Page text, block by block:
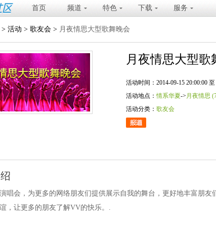
首页 频道 特色 下载 服务
> 活动 > 歌友会 > 月夜情思大型歌舞晚会
月夜情思大型歌
活动时间：2014-09-15 20:00:00 至
活动地点：情系华夏-> 月夜情思
活动分类： 歌友会
唱会，为更多的网络朋友们提供展示自我的舞台，更好地丰富朋友
，让更多的朋友了解VV的快乐。.